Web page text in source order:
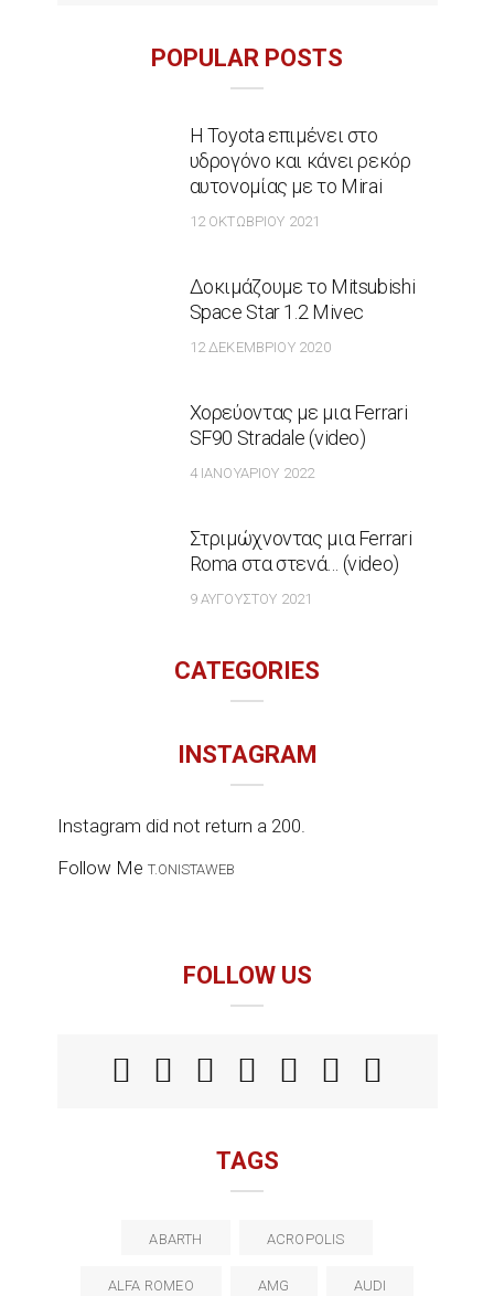
POPULAR POSTS
Η Toyota επιμένει στο
υδρογόνο και κάνει ρεκόρ
αυτονομίας με το Mirai
12 ΟΚΤΩΒΡΊΟΥ 2021
Δοκιμάζουμε το Mitsubishi
Space Star 1.2 Mivec
12 ΔΕΚΕΜΒΡΊΟΥ 2020
Χορεύοντας με μια Ferrari
SF90 Stradale (video)
4 ΙΑΝΟΥΑΡΊΟΥ 2022
Στριμώχνοντας μια Ferrari
Roma στα στενά… (video)
9 ΑΥΓΟΎΣΤΟΥ 2021
CATEGORIES
INSTAGRAM
Instagram did not return a 200.
Follow Me T.ONISTAWEB
FOLLOW US
TAGS
ABARTH ACROPOLIS
ALFA ROMEO AMG AUDI